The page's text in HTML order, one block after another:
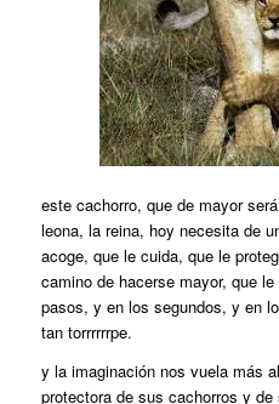
este cachorro, que de mayor
leona, la reina, hoy necesita de
acoge, que le cuida, que le
camino de hacerse mayor, que
pasos, y en los segundos, y en
tan torrrrrrpe.
y la imaginación nos vuela más
protectora de sus cachorros y